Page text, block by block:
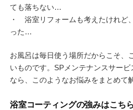
ても落ちない…
・ 浴室リフォームも考えたけれど
った…
お風呂は毎日使う場所だからこそ、
いものです。SPメンテナンスサー
なら、このようなお悩みをまとめて
浴室コーティングの強みはこちら